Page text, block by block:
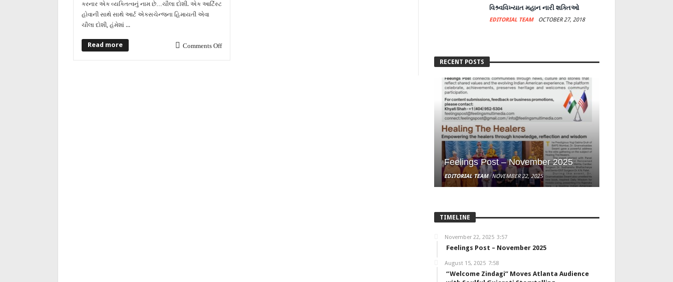
કરનાર એક વ્યક્તિત્વનું નામ છે…ચૌલા દોશી. એક આર્ટિસ્ટ
હોવાની સાથે સાથે આર્ટ એક્સચેન્જના હિમાયતી એવા
ચૌલા દોશી, હંમેશાં ...
Read more Comments Off
વિશ્ર્વવિખ્યાત મહાન નારી શક્તિઓ
EDITORIAL TEAM OCTOBER 27, 2018
RECENT POSTS
Feelings Post – November 2025
EDITORIAL TEAM NOVEMBER 22, 2025
TIMELINE
November 22, 2025 3:57
Feelings Post – November 2025
August 15, 2025 7:58
“Welcome Zindagi” Moves Atlanta Audience